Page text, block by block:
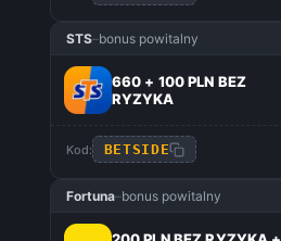
STS–bonus powitalny
660 + 100 PLN BEZ
RYZYKA
Kod: BETSIDE
Fortuna–bonus powitalny